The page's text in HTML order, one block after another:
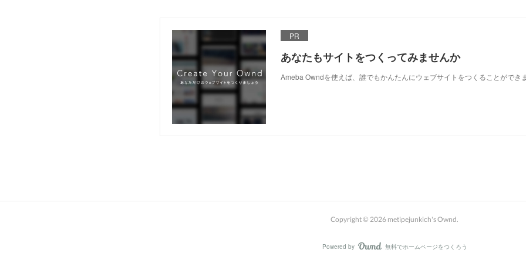
PR
あなたもサイトをつくってみませんか
Ameba Owndを使えば、誰でもかんたんにウェブサイトをつくることができま
Copyright © 2026 metipejunkich's Ownd.
Powered by AmebaOwnd
無料でホームページをつくろう